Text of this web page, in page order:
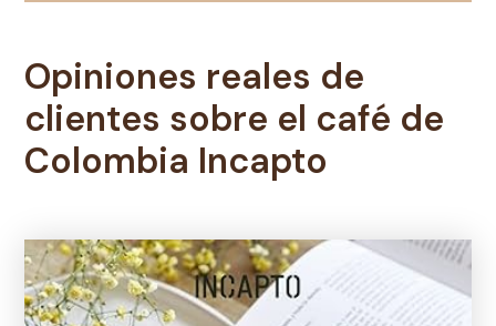
Opiniones reales de
clientes sobre el café de
Colombia Incapto